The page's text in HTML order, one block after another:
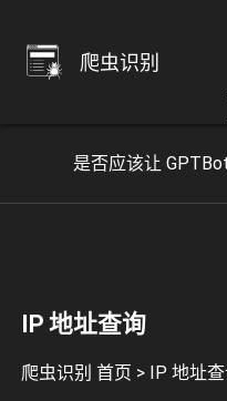
爬虫识别
是否应该让
IP 地址查询
爬虫识别 首页 > IP 地址